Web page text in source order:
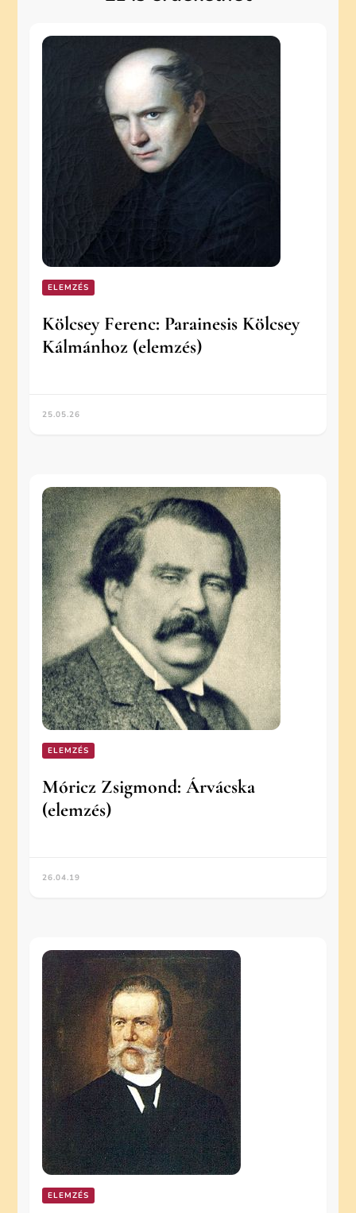
ELEMZÉS
Kölcsey Ferenc: Parainesis Kölcsey
Kálmánhoz (elemzés)
25.05.26
ELEMZÉS
Móricz Zsigmond: Árvácska
(elemzés)
26.04.19
ELEMZÉS